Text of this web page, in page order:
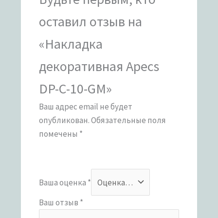
оставил отзыв на
«Накладка
декоративная Apecs
DP-C-10-GM»
Ваш адрес email не будет
опубликован.Обязательные поля
помечены *
Ваша оценка *
Ваш отзыв *